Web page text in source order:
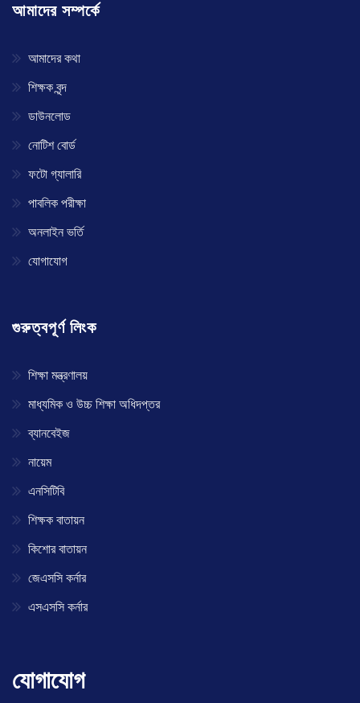
আমাদের সম্পর্কে
আমাদের কথা
শিক্ষক বৃন্দ
ডাউনলোড
নোটিশ বোর্ড
ফটো গ্যালারি
পাবলিক পরীক্ষা
অনলাইন ভর্তি
যোগাযোগ
গুরুত্বপূর্ণ লিংক
শিক্ষা মন্ত্রণালয়
মাধ্যমিক ও উচ্চ শিক্ষা অধিদপ্তর
ব্যানবেইজ
নায়েম
এনসিটিবি
শিক্ষক বাতায়ন
কিশোর বাতায়ন
জেএসসি কর্নার
এসএসসি কর্নার
যোগাযোগ